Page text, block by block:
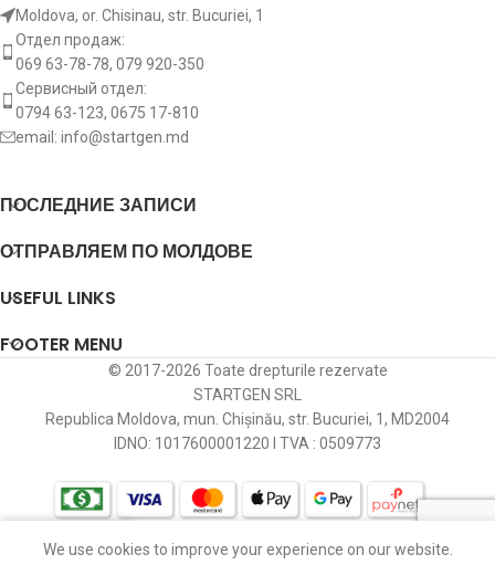
Moldova, or. Chisinau, str. Bucuriei, 1
Отдел продаж:
069 63-78-78, 079 920-350
Сервисный отдел:
0794 63-123, 0675 17-810
email: info@startgen.md
ПОСЛЕДНИЕ ЗАПИСИ
ОТПРАВЛЯЕМ ПО МОЛДОВЕ
USEFUL LINKS
FOOTER MENU
© 2017-2026 Toate drepturile rezervate
STARTGEN SRL
Republica Moldova, mun. Chișinău, str. Bucuriei, 1, MD2004
IDNO: 1017600001220 I TVA : 0509773
We use cookies to improve your experience on our website.